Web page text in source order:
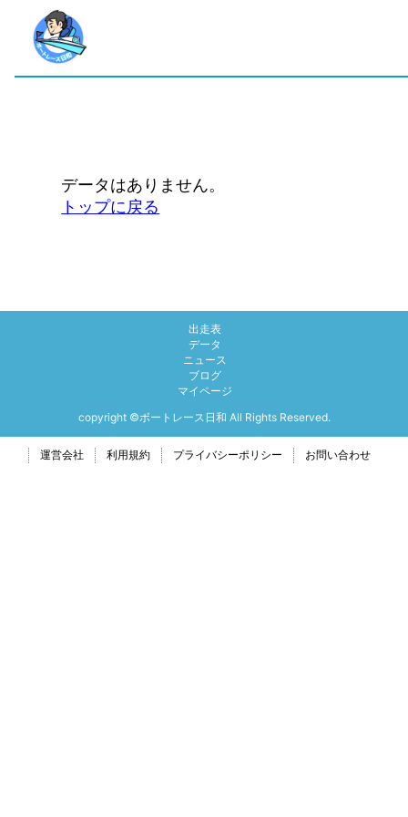
データはありません。
トップに戻る
出走表
データ
ニュース
ブログ
マイページ
copyright ©ボートレース日和 All Rights Reserved.
運営会社 利用規約 プライバシーポリシー お問い合わせ